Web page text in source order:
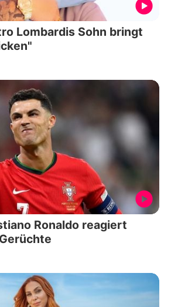
Lombardis Sohn bringt
Ronaldo reagiert